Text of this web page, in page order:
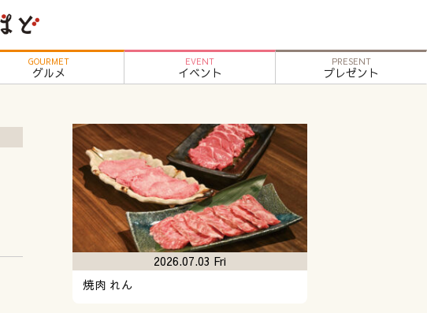
GOURMET
グルメ
EVENT
イベント
PRESENT
プレゼント
焼肉 れん
2026.07.03 Fri